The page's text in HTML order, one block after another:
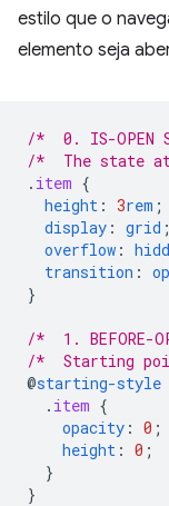
estilo que o
elemento seja
/*  0. IS-OPEN
/*  The state
. item {
height : 3rem ;
display : grid ;
overflow :
transition :
}
/*  1. BEFORE-
/*  Starting
@starting-style
. item {
opacity : 0 ;
height : 0 ;
}
}